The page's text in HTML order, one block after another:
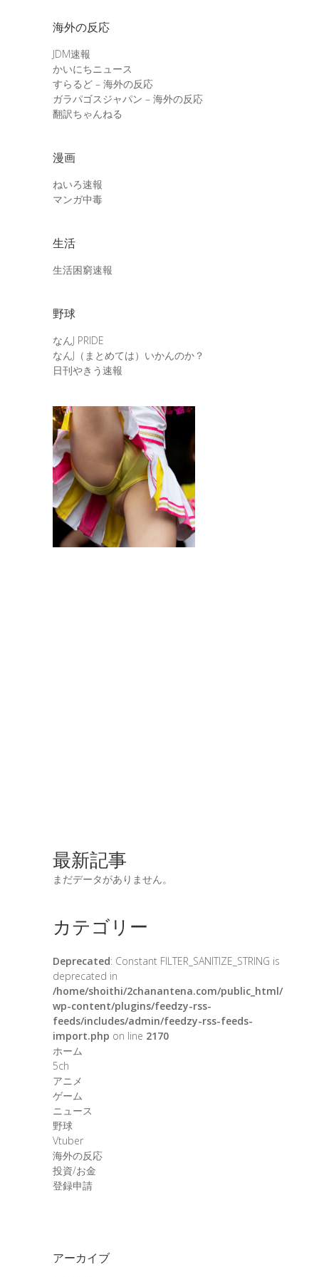
海外の反応
JDM速報
かいにちニュース
すらるど – 海外の反応
ガラパゴスジャパン – 海外の反応
翻訳ちゃんねる
漫画
ねいろ速報
マンガ中毒
生活
生活困窮速報
野球
なんJ PRIDE
なんJ（まとめては）いかんのか？
日刊やきう速報
最新記事
まだデータがありません。
カテゴリー
Deprecated: Constant FILTER_SANITIZE_STRING is
deprecated in
/home/shoithi/2chanantena.com/public_html/
wp-content/plugins/feedzy-rss-
feeds/includes/admin/feedzy-rss-feeds-
import.php on line 2170
ホーム
5ch
アニメ
ゲーム
ニュース
野球
Vtuber
海外の反応
投資/お金
登録申請
アーカイブ